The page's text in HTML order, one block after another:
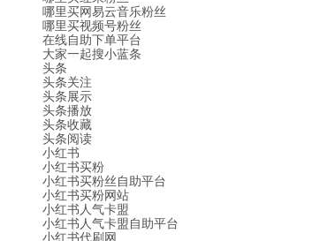
哪里买网易云音乐粉丝
哪里买视频号粉丝
在线自助下单平台
大家一起搜小蓝条
头条
头条关注
头条展示
头条播放
头条收藏
头条阅读
小红书
小红书买粉
小红书买粉丝自助平台
小红书买粉网站
小红书人气卡盟
小红书人气卡盟自助平台
小红书代刷网